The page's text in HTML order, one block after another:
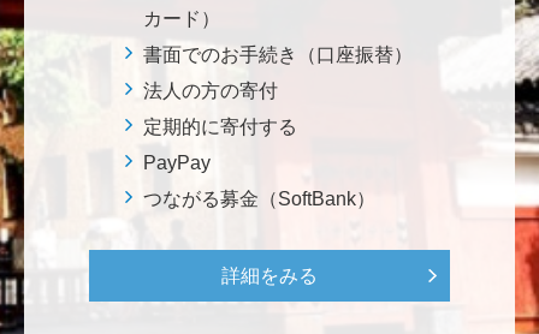
赤門が再び開く日を楽しみにしております。 <ひら
け！赤門プロジェクト>
千田 敬二
南鳥島EEZに眠る国産レアアース資源の商業化を実現
し、日本を中核とする新たなレアアースサプライチェ
ーンの構築について、早期実現を期待しております。
カード）
書面でのお手続き（口座振替）
法人の方の寄付
定期的に寄付する
PayPay
つながる募金（SoftBank）
詳細をみる